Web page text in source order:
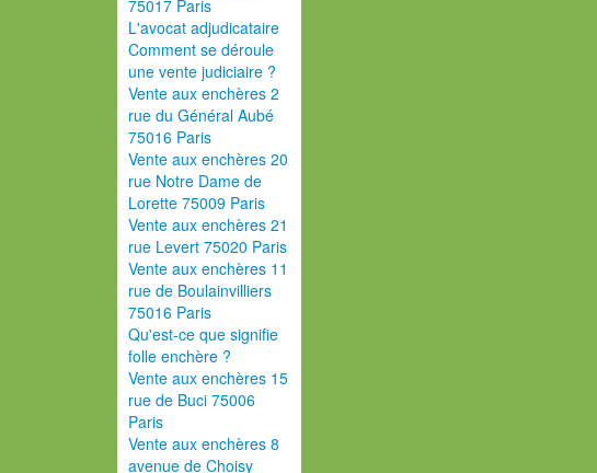
75017 Paris
L'avocat adjudicataire
Comment se déroule
une vente judiciaire ?
Vente aux enchères 2
rue du Général Aubé
75016 Paris
Vente aux enchères 20
rue Notre Dame de
Lorette 75009 Paris
Vente aux enchères 21
rue Levert 75020 Paris
Vente aux enchères 11
rue de Boulainvilliers
75016 Paris
Qu'est-ce que signifie
folle enchère ?
Vente aux enchères 15
rue de Buci 75006
Paris
Vente aux enchères 8
avenue de Choisy